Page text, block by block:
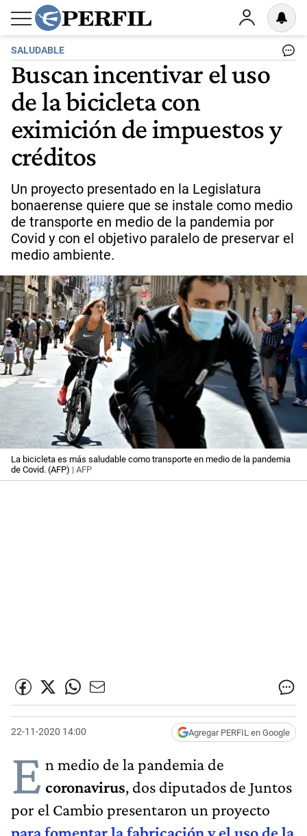
SALUDABLE
Buscan incentivar el uso
de la bicicleta con
eximición de impuestos y
créditos
Un proyecto presentado en la Legislatura
bonaerense quiere que se instale como medio
de transporte en medio de la pandemia por
Covid y con el objetivo paralelo de preservar el
medio ambiente.
La bicicleta es más saludable como transporte en medio de la pandemia
de Covid. (AFP) | AFP
22-11-2020 14:00 Agregar PERFIL en Google
E n medio de la pandemia de
coronavirus, dos diputados de Juntos
por el Cambio presentaron un proyecto
para fomentar la fabricación y el uso de la